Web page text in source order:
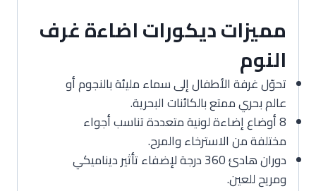
مميزات ديكورات اضاءة غرف
النوم
تحوّل غرفة الأطفال إلى سماء مليئة بالنجوم أو
عالم بحري ممتع بالكائنات البحرية.
8 أوضاع إضاءة لونية متعددة تناسب أجواء
مختلفة من الاسترخاء والمرح.
دوران هادئ 360 درجة لإضفاء تأثير ديناميكي
ومريح للعين.